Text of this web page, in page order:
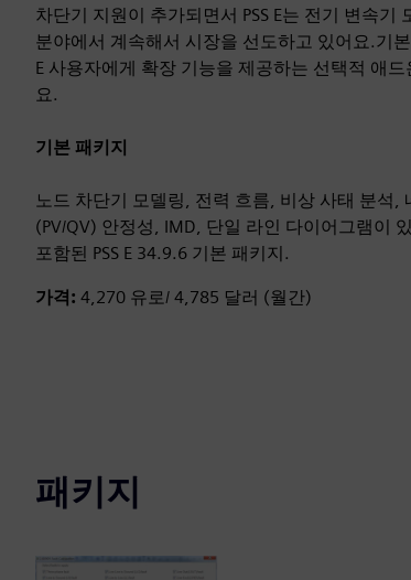
차단기 지원이 추가되면서 PSS E는 전기 변속
분야에서 계속해서 시장을 선도하고 있어요.기본
E 사용자에게 확장 기능을 제공하는 선택적 애
요.
기본 패키지
노드 차단기 모델링, 전력 흐름, 비상 사태 분석,
(PV/QV) 안정성, IMD, 단일 라인 다이어그램이
포함된 PSS E 34.9.6 기본 패키지.
가격: 4,270 유로/ 4,785 달러 (월간)
패키지